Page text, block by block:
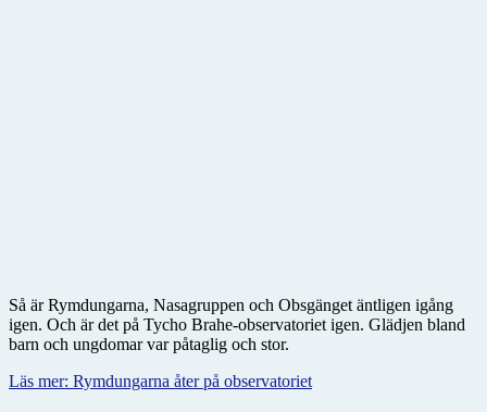
Så är Rymdungarna, Nasagruppen och Obsgänget äntligen igång
igen. Och är det på Tycho Brahe-observatoriet igen. Glädjen bland
barn och ungdomar var påtaglig och stor.
Läs mer: Rymdungarna åter på observatoriet